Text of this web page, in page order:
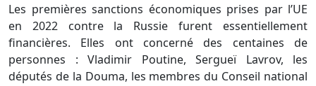
Les premières sanctions économiques prises par l’UE
en 2022 contre la Russie furent essentiellement
financières. Elles ont concerné des centaines de
personnes : Vladimir Poutine, Sergueï Lavrov, les
députés de la Douma, les membres du Conseil national